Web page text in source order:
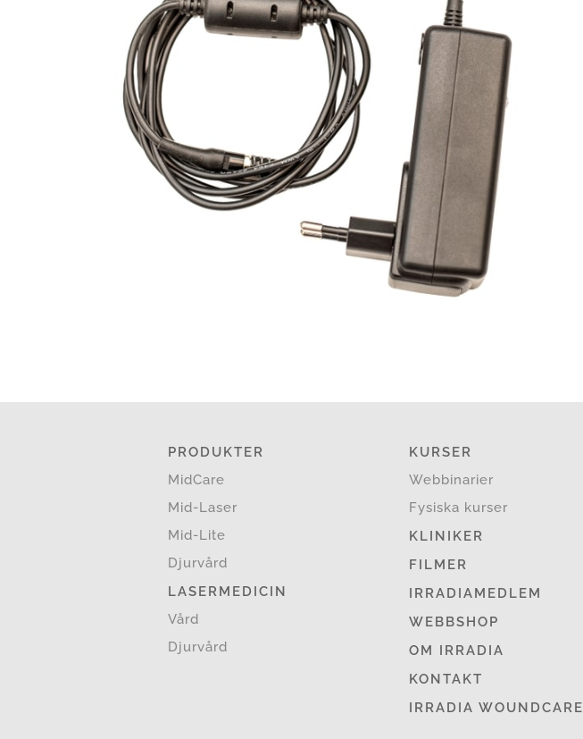
PRODUKTER
MidCare
Mid-Laser
Mid-Lite
Djurvård
LASERMEDICIN
Vård
Djurvård
KURSER
Webbinarier
Fysiska kurser
KLINIKER
FILMER
IRRADIAMEDLEM
WEBBSHOP
OM IRRADIA
KONTAKT
IRRADIA WOUNDCARE